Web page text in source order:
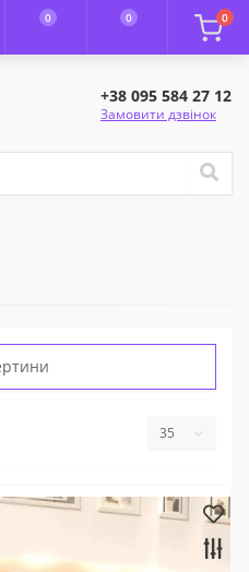
0 0 0
+38 095 584 27 12
Замовити дзвінок